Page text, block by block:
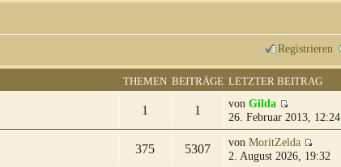
Registrieren
THEMEN BEITRÄGE LETZTER BEITRAG
1 1 von Gilda
26. Februar 2013, 12:24
375 5307 von MoritZelda
2. August 2026, 19:32